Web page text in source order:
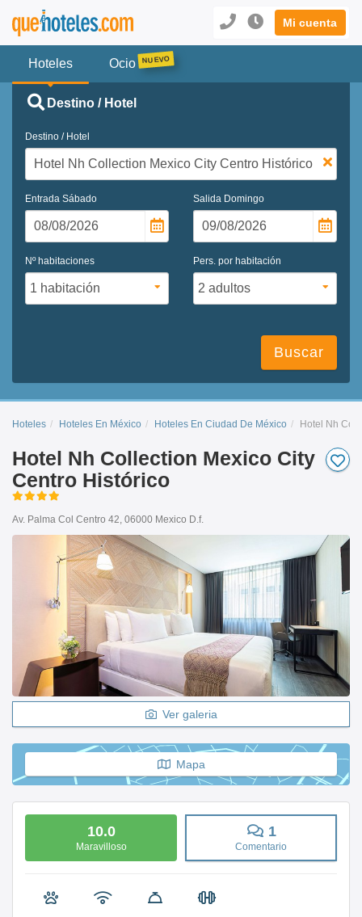
Mi cuenta
Hoteles Ocio
Destino / Hotel
Destino / Hotel
Entrada Sábado Salida Domingo
Nº habitaciones Pers. por habitación
Buscar
Hoteles Hoteles En México Hoteles En Ciudad De México Hotel Nh
Hotel Nh Collection Mexico City
Centro Histórico
Av. Palma Col Centro 42, 06000 Mexico D.f.
Ver galeria
Mapa
10.0
Maravilloso
1
Comentario